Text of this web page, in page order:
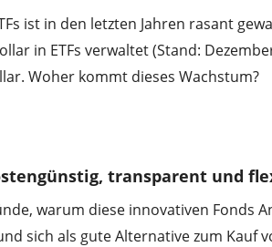
ist in den letzten Jahren rasant
in ETFs verwaltet (Stand:
Woher kommt dieses Wachstum?
Wir benötigen Ihre
transparent und
warum diese innovativen Fonds
sich als gute Alternative zum Kauf